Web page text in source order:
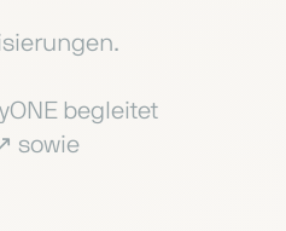
begleitet
sowie